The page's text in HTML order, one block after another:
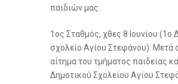
παιδιών μας.
1ος Σταθμός, χθες 8 Ιουνίου (1ο
σχολείο Αγίου Στεφάνου): Μετά
αίτημα του τμήματος παιδείας
Δημοτικού Σχολείου Αγίου